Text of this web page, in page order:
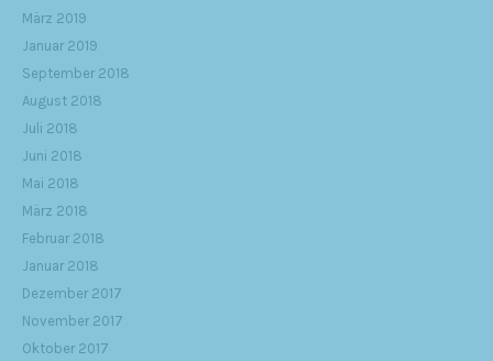
März 2019
Januar 2019
September 2018
August 2018
Juli 2018
Juni 2018
Mai 2018
März 2018
Februar 2018
Januar 2018
Dezember 2017
November 2017
Oktober 2017